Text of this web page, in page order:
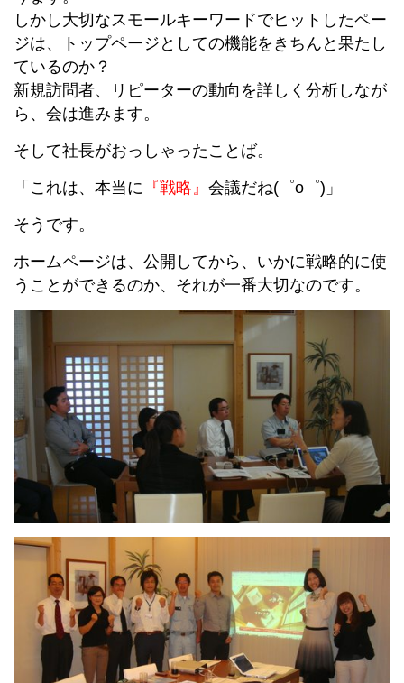
しかし大切なスモールキーワードでヒットしたペー
ジは、トップページとしての機能をきちんと果たし
ているのか？
新規訪問者、リピーターの動向を詳しく分析しなが
ら、会は進みます。
そして社長がおっしゃったことば。
「これは、本当に 『戦略』 会議だね(゜o゜)」
そうです。
ホームページは、公開してから、いかに戦略的に使
うことができるのか、それが一番大切なのです。